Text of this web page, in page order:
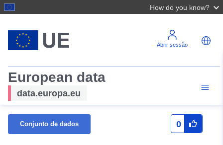
How do you know?
Abrir sessão
European data
data.europa.eu
Conjunto de dados 0